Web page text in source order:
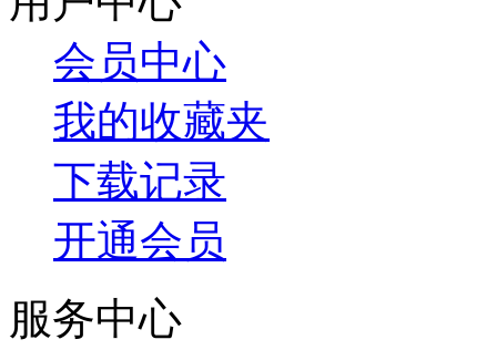
会员中心
我的收藏夹
下载记录
开通会员
服务中心